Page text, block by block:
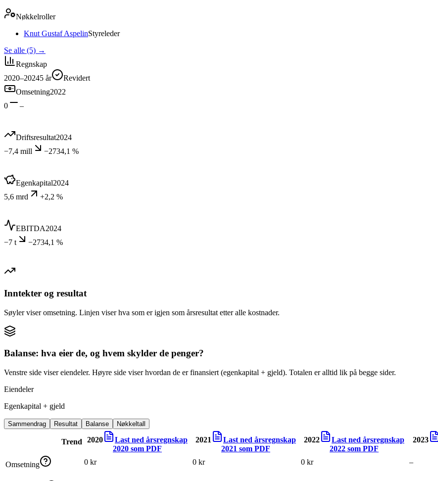
Nøkkelroller
Knut Gustaf AspelinStyreleder
Se alle (5) →
Regnskap
2020–20245 år
Revidert
Omsetning2022
0
–
Driftsresultat2024
−7,4 mill
−2734,1 %
Egenkapital2024
5,6 mrd
+2,2 %
EBITDA2024
−7 t
−2734,1 %
Inntekter og resultat
Søyler viser omsetning. Linjen viser hva som er igjen som årsresultat etter alle kostnader.
Balanse: hva eier de, og hvem skylder de penger?
Venstre side viser eiendeler. Høyre side viser hvordan de er finansiert (egenkapital + gjeld). Totalen er alltid lik på begge sider.
Eiendeler
Egenkapital + gjeld
Sammendrag Resultat Balanse Nøkkeltall
Trend 2020
Last ned årsregnskap
2020 som PDF
2021
Last ned årsregnskap
2021 som PDF
2022
Last ned årsregnskap
2022 som PDF
2023
Omsetning 0 kr 0 kr 0 kr –